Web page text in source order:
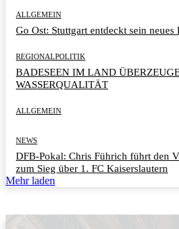
ALLGEMEIN
Go Ost: Stuttgart entdeckt sein
REGIONALPOLITIK
BADESEEN IM LAND
WASSERQUALITÄT
ALLGEMEIN
NEWS
DFB-Pokal: Chris Führich führt den
zum Sieg über 1. FC Kaiserslautern
Mehr laden